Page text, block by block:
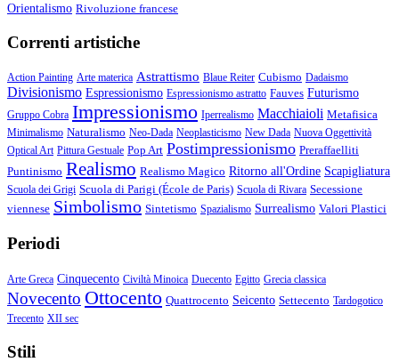
Orientalismo Rivoluzione francese
Correnti artistiche
Action Painting Arte materica Astrattismo Blaue Reiter Cubismo Dadaismo
Divisionismo Espressionismo Espressionismo astratto Fauves Futurismo
Gruppo Cobra Impressionismo Iperrealismo Macchiaioli Metafisica
Minimalismo Naturalismo Neo-Dada Neoplasticismo New Dada Nuova Oggettività
Optical Art Pittura Gestuale Pop Art Postimpressionismo Preraffaelliti
Puntinismo Realismo Realismo Magico Ritorno all'Ordine Scapigliatura
Scuola dei Grigi Scuola di Parigi (École de Paris) Scuola di Rivara Secessione
viennese Simbolismo Sintetismo Spazialismo Surrealismo Valori Plastici
Periodi
Arte Greca Cinquecento Civiltà Minoica Duecento Egitto Grecia classica
Novecento Ottocento Quattrocento Seicento Settecento Tardogotico
Trecento XII sec
Stili